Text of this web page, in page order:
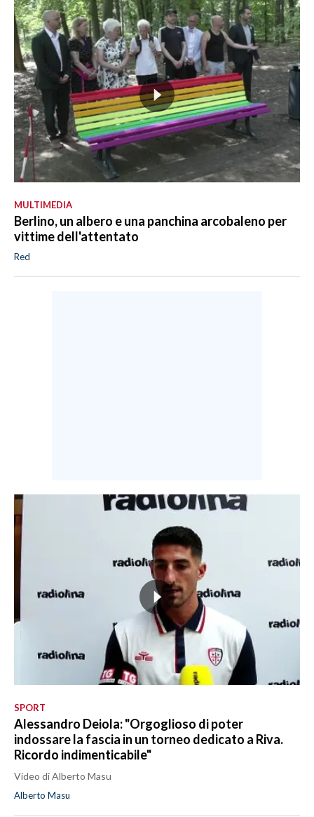
MULTIMEDIA
Berlino, un albero e una panchina arcobaleno per
vittime dell'attentato
Red
SPORT
Alessandro Deiola: "Orgoglioso di poter
indossare la fascia in un torneo dedicato a Riva.
Ricordo indimenticabile"
Video di Alberto Masu
Alberto Masu